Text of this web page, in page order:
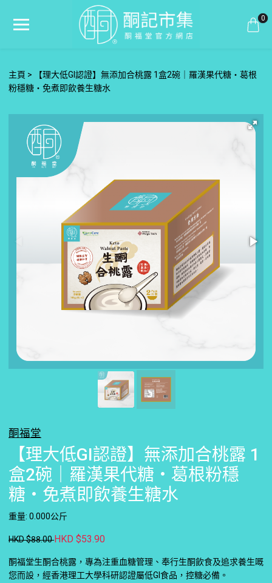
0
主頁
【理大低GI認證】無添加合桃露 1盒2碗｜羅漢果代糖・葛根
粉穩糖・免煮即飲養生糖水
酮福堂
【理大低GI認證】無添加合桃露 1
盒2碗｜羅漢果代糖・葛根粉穩
糖・免煮即飲養生糖水
重量: 0.000公斤
HKD $88.00HKD $53.90
酮福堂生酮合桃露，專為注重血糖管理、奉行生酮飲食及追求養生嘅
您而設，經香港理工大學科研認證屬低GI食品，控糖必備。